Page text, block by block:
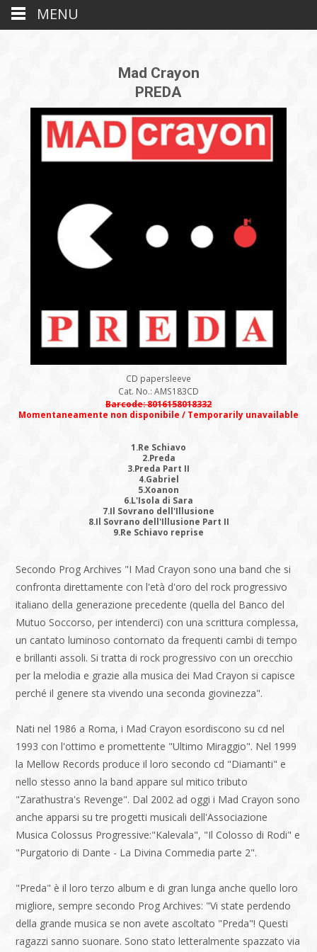
Mad Crayon
PREDA
CD papersleeve
Cat. No.: AMS183CD
Barcode: 8016158018332
Momentaneamente non disponibile / Temporarily unavailable
1.Re Schiavo
2.Preda
3.Preda Part II
4.Gabriel
5.Xoanon
6.L'Isola di Sara
7.Il Sovrano dell'Illusione
8.Il Sovrano dell'Illusione Part II
9.Re Schiavo reprise
Secondo Prog Archives "I Mad Crayon sono una band che si
confronta direttamente con l'età d'oro del rock progressivo
italiano della generazione precedente (quella del Banco del
Mutuo Soccorso, per intenderci) con una scrittura complessa,
un cantato luminoso contornato da frequenti cambi di tempo
e brillanti assoli. Si tratta di rock progressivo con un orecchio
per la melodia e grazie alla musica dei Mad Crayon si capisce
perché il genere sta vivendo una seconda giovinezza".
Nati nel 1986 a Roma, i Mad Crayon esordiscono su cd nel
1993 con l'ottimo e promettente "Ultimo Miraggio". Nel 1999
la Mellow Records produce il loro secondo cd "Diamanti" e
nello stesso anno la band appare sul mitico tributo
"Zarathustra's Revenge". Dal 2002 ad oggi i Mad Crayon sono
anche apparsi su tre progetti musicali dell'Associazione
Musica Colossus Progressive:"Kalevala", "Il Colosso di Rodi" e
"Purgatorio di Dante - La Divina Commedia parte 2".
"Preda" è il loro terzo album e di gran lunga anche quello loro
migliore, sempre secondo Prog Archives: "Vi state perdendo
della grande musica se non avete ascoltato "Preda"! Questi
ragazzi sanno suonare. Sono stato letteralmente spazzato via
MENU